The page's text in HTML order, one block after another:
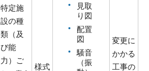
特定施
設の種
類（及
び能
力）ご
様式
見取
り図
配置
図
騒音
（振
変更に
かかる
工事の